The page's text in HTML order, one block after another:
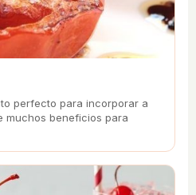
perfecto para incorporar a
muchos beneficios para